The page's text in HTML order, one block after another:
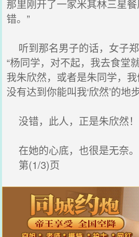
那里刚开了一家米其林三星
错。”
听到那名男子的话，女子郑
“杨同学，对不起，我去食堂
我朱欣然，或者是朱同学，
没有达到你能叫我‘欣然’的地
没错，此人，正是朱欣然！
在她的心底，也很是无奈。
第(1/3)页